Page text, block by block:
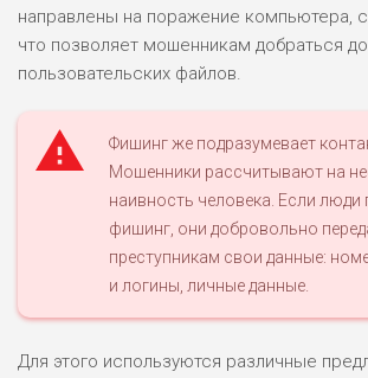
направлены на поражение компьютера,
что позволяет мошенникам добраться до
пользовательских файлов.
Фишинг же подразумевает
Мошенники рассчитывают на
наивность человека. Если люди
фишинг, они добровольно
преступникам свои данные:
и логины, личные данные.
Для этого используются различные